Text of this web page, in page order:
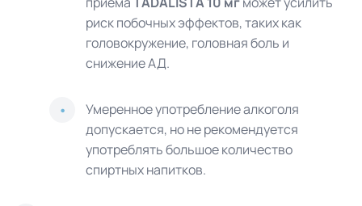
риск побочных эффектов, таких как
головокружение, головная боль и
снижение АД.
Умеренное употребление алкоголя
допускается, но не рекомендуется
употреблять большое количество
спиртных напитков.